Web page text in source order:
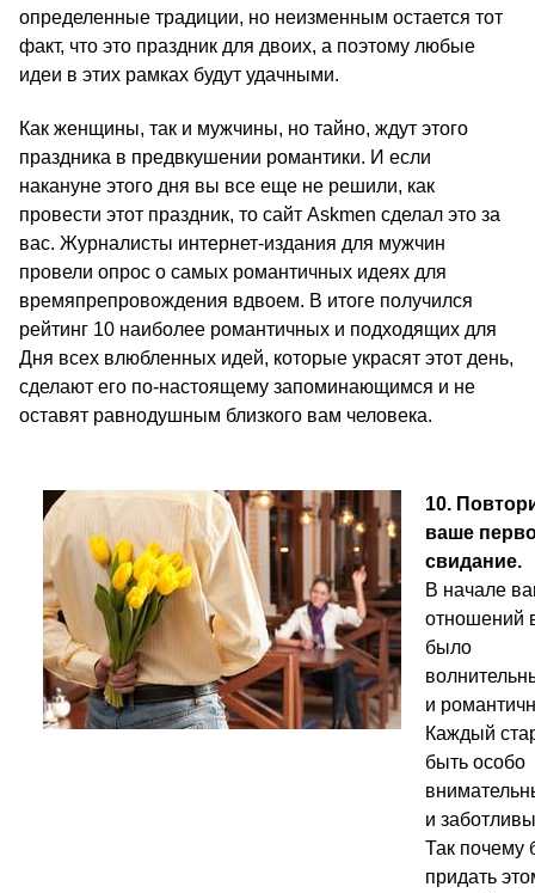
определенные традиции, но неизменным остается тот
факт, что это праздник для двоих, а поэтому любые
идеи в этих рамках будут удачными.
Как женщины, так и мужчины, но тайно, ждут этого
праздника в предвкушении романтики. И если
накануне этого дня вы все еще не решили, как
провести этот праздник, то сайт Askmen сделал это за
вас. Журналисты интернет-издания для мужчин
провели опрос о самых романтичных идеях для
времяпрепровождения вдвоем. В итоге получился
рейтинг 10 наиболее романтичных и подходящих для
Дня всех влюбленных идей, которые украсят этот день,
сделают его по-настоящему запоминающимся и не
оставят равнодушным близкого вам человека.
10.
ваше
свидание.
В начале
отношений
было
и
Каждый
быть особо
и
Так почему
придать